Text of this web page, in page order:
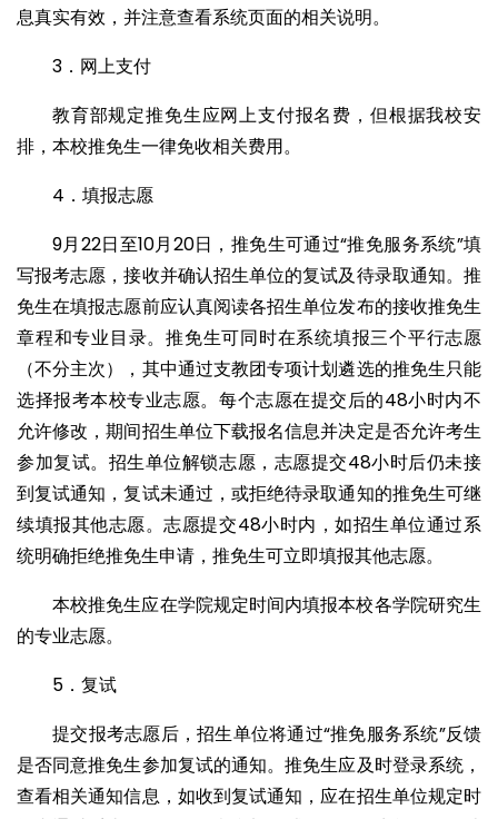
息真实有效，并注意查看系统页面的相关说明。
3．网上支付
教育部规定推免生应网上支付报名费，但根据我校安
排，本校推免生一律免收相关费用。
4．填报志愿
9月22日至10月20日，推免生可通过“推免服务系统”填
写报考志愿，接收并确认招生单位的复试及待录取通知。推
免生在填报志愿前应认真阅读各招生单位发布的接收推免生
章程和专业目录。推免生可同时在系统填报三个平行志愿
（不分主次），其中通过支教团专项计划遴选的推免生只能
选择报考本校专业志愿。每个志愿在提交后的48小时内不
允许修改，期间招生单位下载报名信息并决定是否允许考生
参加复试。招生单位解锁志愿，志愿提交48小时后仍未接
到复试通知，复试未通过，或拒绝待录取通知的推免生可继
续填报其他志愿。志愿提交48小时内，如招生单位通过系
统明确拒绝推免生申请，推免生可立即填报其他志愿。
本校推免生应在学院规定时间内填报本校各学院研究生
的专业志愿。
5．复试
提交报考志愿后，招生单位将通过“推免服务系统”反馈
是否同意推免生参加复试的通知。推免生应及时登录系统，
查看相关通知信息，如收到复试通知，应在招生单位规定时